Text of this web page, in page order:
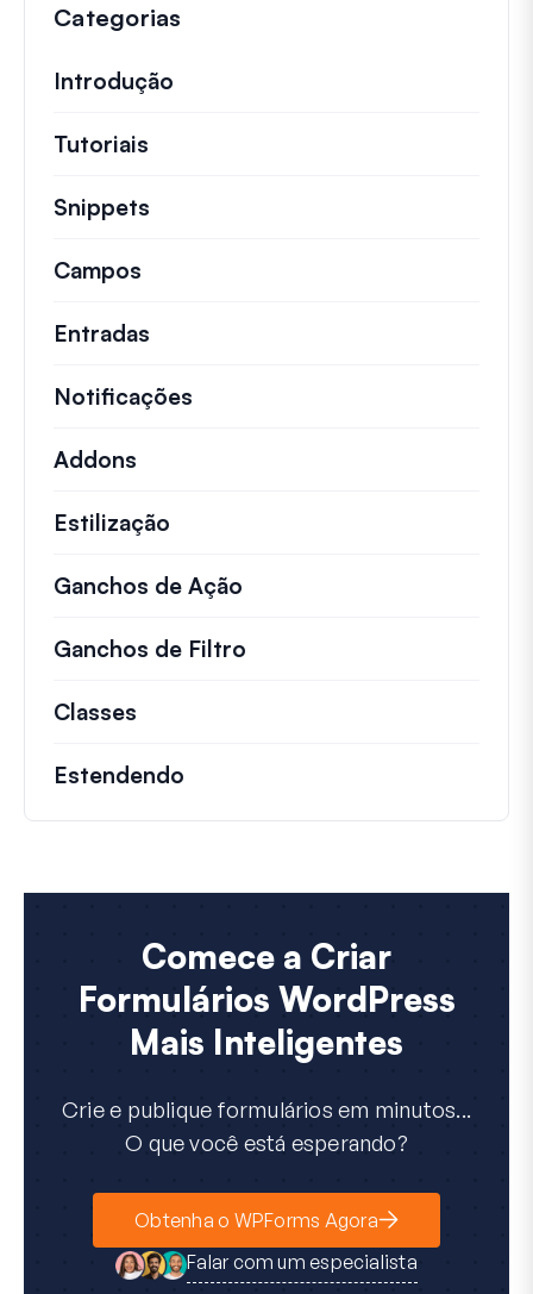
Categorias
Introdução
Tutoriais
Snippets
Campos
Entradas
Notificações
Addons
Estilização
Ganchos de Ação
Ganchos de Filtro
Classes
Estendendo
Comece a Criar
Formulários WordPress
Mais Inteligentes
Crie e publique formulários em minutos...
O que você está esperando?
Obtenha o WPForms Agora
Falar com um especialista